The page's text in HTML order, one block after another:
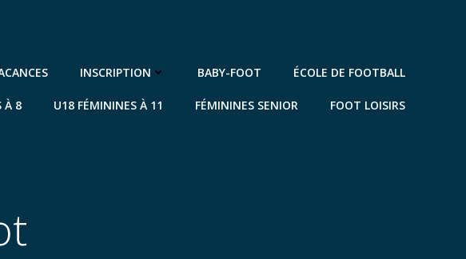
INSCRIPTION BABY-FOOT ÉCOLE DE FOOTBALL
À 8 U18 FÉMININES À 11 FÉMININES SENIOR FOOT LOISIRS